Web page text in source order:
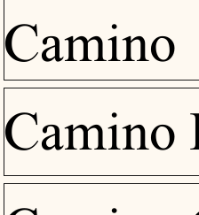
Camino
Camino